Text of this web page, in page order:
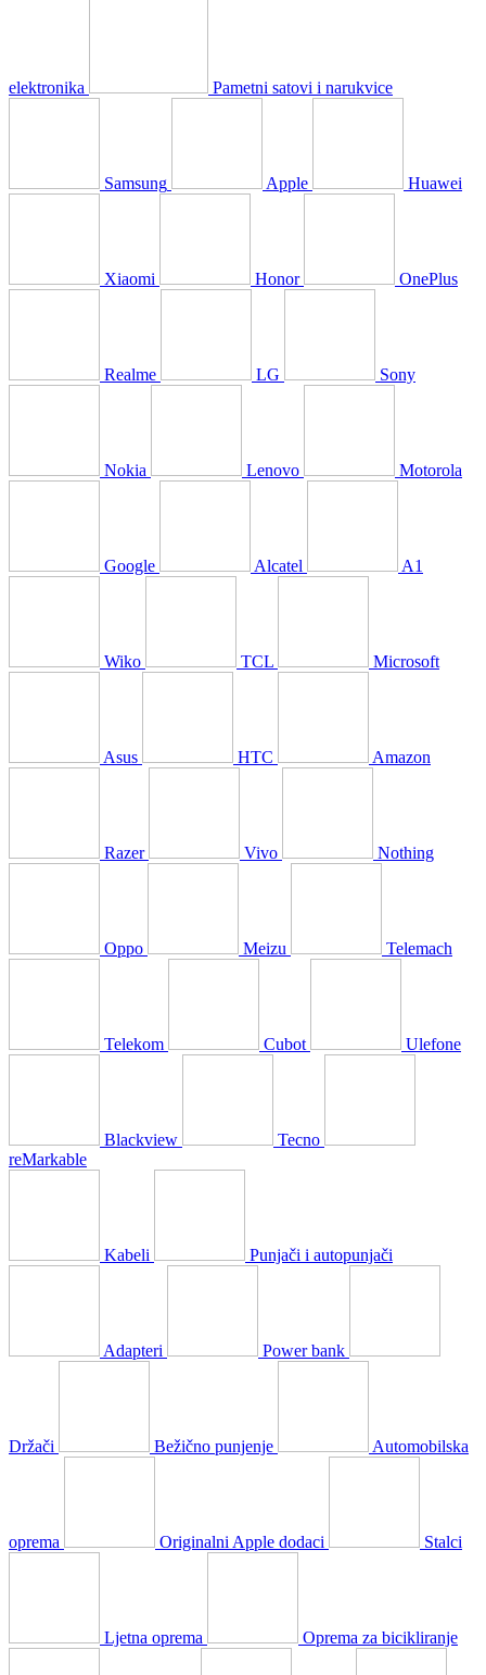
elektronika Pametni satovi i narukvice
Samsung Apple Huawei
Xiaomi Honor OnePlus
Realme LG Sony
Nokia Lenovo Motorola
Google Alcatel A1
Wiko TCL Microsoft
Asus HTC Amazon
Razer Vivo Nothing
Oppo Meizu Telemach
Telekom Cubot Ulefone
Blackview
Tecno
reMarkable
Kabeli Punjači i autopunjači
Adapteri Power bank
Držači Bežično punjenje Automobilska
oprema Originalni Apple dodaci Stalci
Ljetna oprema Oprema za bicikliranje